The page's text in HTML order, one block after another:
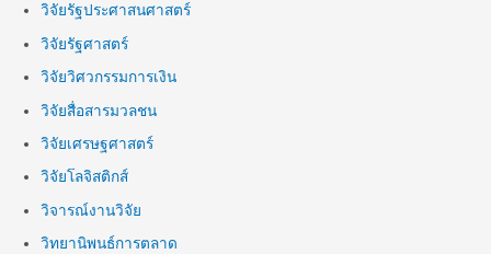
วิจัยรัฐประศาสนศาสตร์
วิจัยรัฐศาสตร์
วิจัยวิศวกรรมการเงิน
วิจัยสื่อสารมวลชน
วิจัยเศรษฐศาสตร์
วิจัยโลจิสติกส์
วิจารณ์งานวิจัย
วิทยานิพนธ์การตลาด